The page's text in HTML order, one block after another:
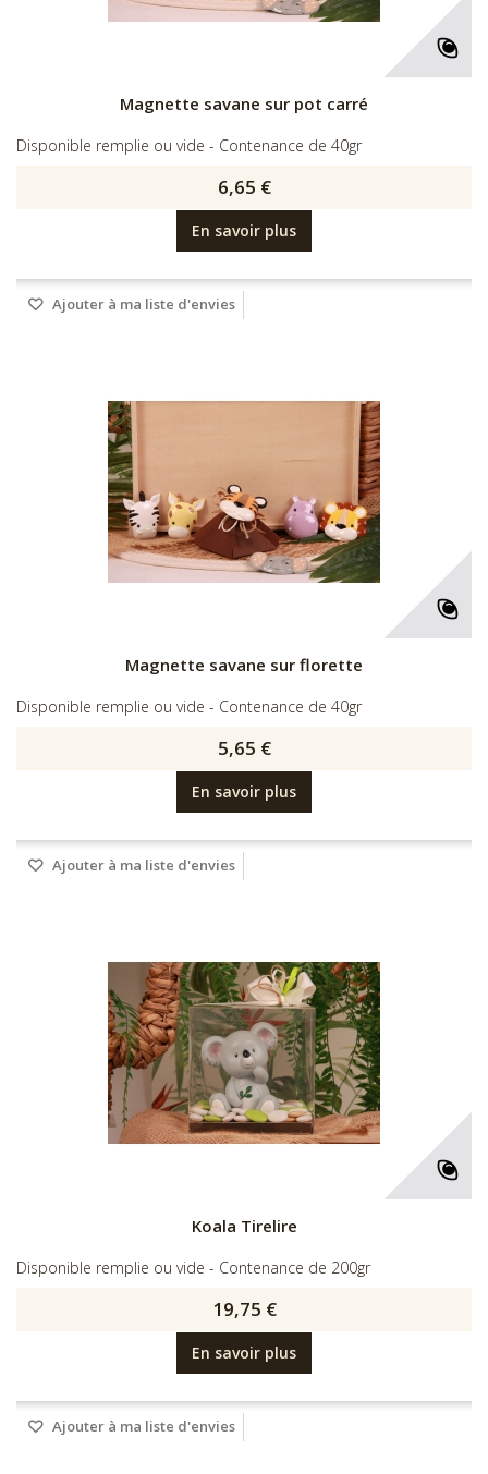
Magnette savane sur pot carré
Disponible remplie ou vide - Contenance de 40gr
6,65 €
En savoir plus
Ajouter à ma liste d'envies
Magnette savane sur florette
Disponible remplie ou vide - Contenance de 40gr
5,65 €
En savoir plus
Ajouter à ma liste d'envies
Koala Tirelire
Disponible remplie ou vide - Contenance de 200gr
19,75 €
En savoir plus
Ajouter à ma liste d'envies